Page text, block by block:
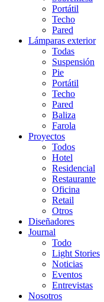
Portátil
Techo
Pared
Lámparas exterior
Todas
Suspensión
Pie
Portátil
Techo
Pared
Baliza
Farola
Proyectos
Todos
Hotel
Residencial
Restaurante
Oficina
Retail
Otros
Diseñadores
Journal
Todo
Light Stories
Noticias
Eventos
Entrevistas
Nosotros